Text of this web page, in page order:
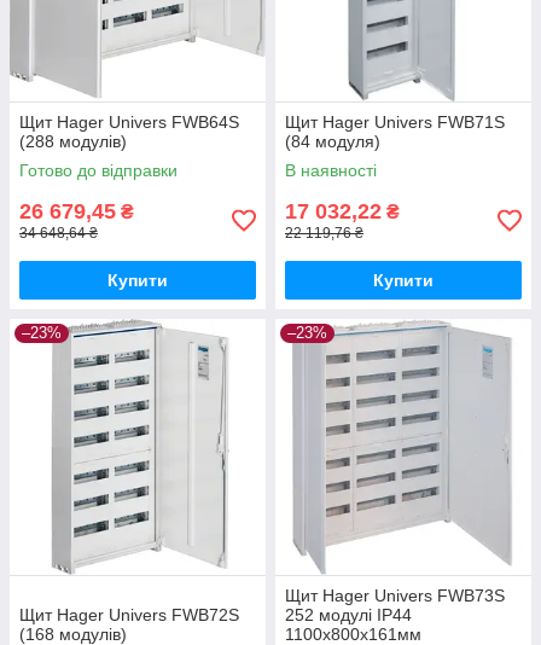
Щит Hager Univers FWB64S
(288 модулів)
Готово до відправки
26 679,45 ₴
34 648,64 ₴
Купити
Щит Hager Univers FWB71S
(84 модуля)
В наявності
17 032,22 ₴
22 119,76 ₴
Купити
–23%
Щит Hager Univers FWB72S
(168 модулів)
–23%
Щит Hager Univers FWB73S
252 модулі IP44
1100x800x161мм